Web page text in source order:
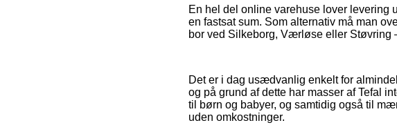
En hel del online varehuse lover levering
en fastsat sum. Som alternativ må man
bor ved Silkeborg, Værløse eller Støvring
Det er i dag usædvanlig enkelt for
og på grund af dette har masser af Tefal
til børn og babyer, og samtidig også til
uden omkostninger.